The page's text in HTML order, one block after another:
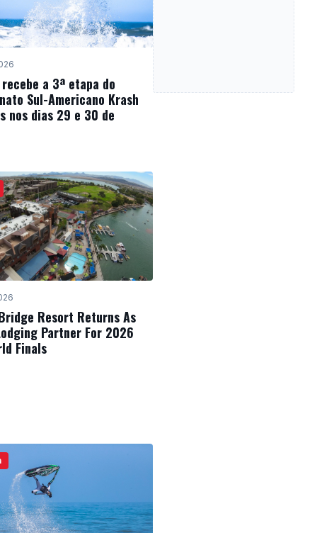
a 3ª etapa do
Sul-Americano Krash
nos dias 29 e 30 de
Resort Returns As
Partner For 2026
Finals